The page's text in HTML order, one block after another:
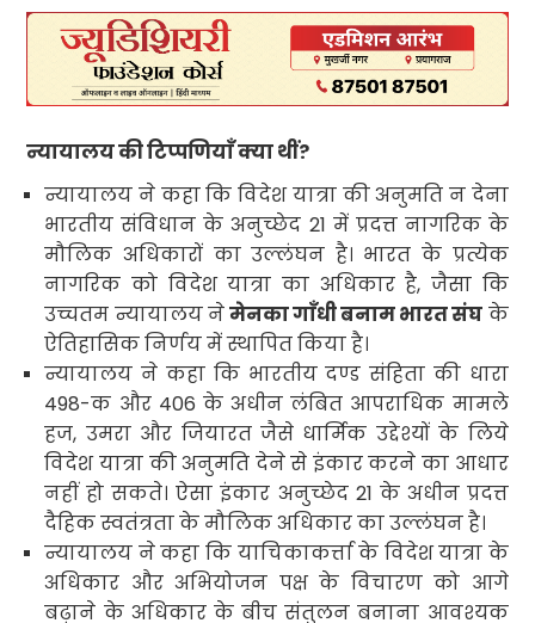
न्यायालय की टिप्पणियाँ क्या थीं?
न्यायालय ने कहा कि विदेश यात्रा की अनुमति न देना
भारतीय संविधान के अनुच्छेद 21 में प्रदत्त नागरिक के
मौलिक अधिकारों का उल्लंघन है। भारत के प्रत्येक
नागरिक को विदेश यात्रा का अधिकार है, जैसा कि
उच्चतम न्यायालय नेमेनका गाँधी बनाम भारत संघ के
ऐतिहासिक निर्णय में स्थापित किया है।
न्यायालय ने कहा कि भारतीय दण्ड संहिता की धारा
498-क और 406 के अधीन लंबित आपराधिक मामले
हज, उमरा और जियारत जैसे धार्मिक उद्देश्यों के लिये
विदेश यात्रा की अनुमति देने से इंकार करने का आधार
नहीं हो सकते। ऐसा इंकार अनुच्छेद 21 के अधीन प्रदत्त
दैहिक स्वतंत्रता के मौलिक अधिकार का उल्लंघन है।
न्यायालय ने कहा कि याचिकाकर्त्ता के विदेश यात्रा के
अधिकार और अभियोजन पक्ष के विचारण को आगे
बढ़ाने के अधिकार के बीच संतुलन बनाना आवश्यक